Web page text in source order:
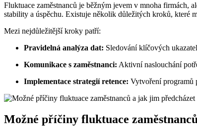
Fluktuace zaměstnanců je běžným jevem v mnoha firmách,
stability a úspěchu. Existuje několik důležitých kroků, které
Mezi nejdůležitější kroky patří:
Pravidelná analýza dat: Sledování klíčových
Komunikace s zaměstnanci: Aktivní naslouchání
Implementace strategií retence: Vytvoření programů
Možné příčiny fluktuace